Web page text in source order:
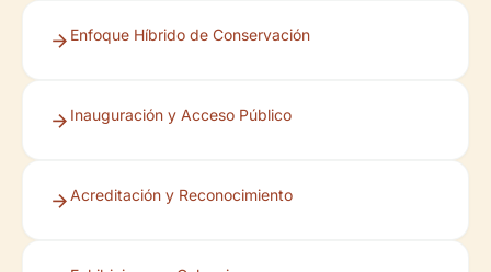
Enfoque Híbrido de Conservación
Inauguración y Acceso Público
Acreditación y Reconocimiento